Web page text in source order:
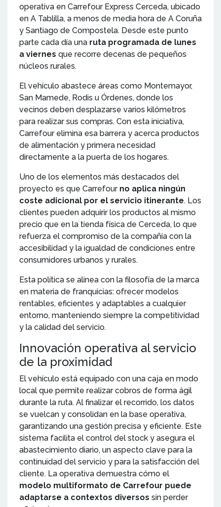
operativa en Carrefour Express Cerceda, ubicado
en A Tablilla, a menos de media hora de A Coruña
y Santiago de Compostela. Desde este punto
parte cada día una ruta programada de lunes
a viernes que recorre decenas de pequeños
núcleos rurales.
El vehículo abastece áreas como Montemayor,
San Mamede, Rodis u Órdenes, donde los
vecinos deben desplazarse varios kilómetros
para realizar sus compras. Con esta iniciativa,
Carrefour elimina esa barrera y acerca productos
de alimentación y primera necesidad
directamente a la puerta de los hogares.
Uno de los elementos más destacados del
proyecto es que Carrefour no aplica ningún
coste adicional por el servicio itinerante. Los
clientes pueden adquirir los productos al mismo
precio que en la tienda física de Cerceda, lo que
refuerza el compromiso de la compañía con la
accesibilidad y la igualdad de condiciones entre
consumidores urbanos y rurales.
Esta política se alinea con la filosofía de la marca
en materia de franquicias: ofrecer modelos
rentables, eficientes y adaptables a cualquier
entorno, manteniendo siempre la competitividad
y la calidad del servicio.
Innovación operativa al servicio
de la proximidad
El vehículo está equipado con una caja en modo
local que permite realizar cobros de forma ágil
durante la ruta. Al finalizar el recorrido, los datos
se vuelcan y consolidan en la base operativa,
garantizando una gestión precisa y eficiente. Este
sistema facilita el control del stock y asegura el
abastecimiento diario, un aspecto clave para la
continuidad del servicio y para la satisfacción del
cliente. La operativa demuestra cómo el
modelo multiformato de Carrefour puede
adaptarse a contextos diversos sin perder